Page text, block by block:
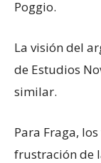
Poggio.
La visión del
de Estudios
similar.
Para Fraga,
frustración de